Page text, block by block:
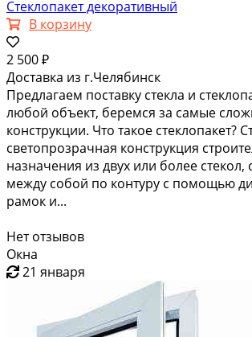
Стеклопакет декоративный
В корзину
2 500 ₽
Доставка из г.Челябинск
Предлагаем поставку стекла и
любой объект, беремся за самые
конструкции. Что такое стеклопакет?
светопрозрачная конструкция
назначения из двух или более стекол,
между собой по контуру с помощью
рамок и...
Нет отзывов
Окна
21 января